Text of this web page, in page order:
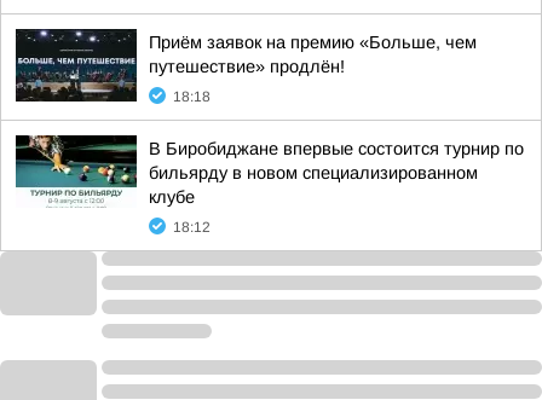
Приём заявок на премию «Больше, чем
путешествие» продлён!
18:18
В Биробиджане впервые состоится турнир по
бильярду в новом специализированном
клубе
18:12